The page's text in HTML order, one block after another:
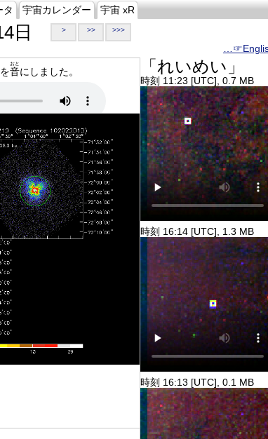
タ 宇宙カレンダー 宇宙 xR
日 > >> >>>
を音
おと
にしました。 「れいめい」
時刻 11:23 [UTC], 0.7 MB
時刻 16:14 [UTC], 1.3 MB
時刻 16:13 [UTC], 0.1 MB